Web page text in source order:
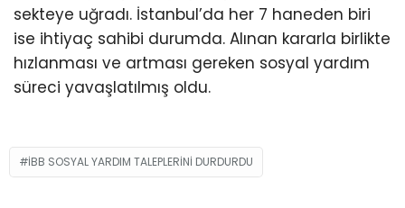
sekteye uğradı. İstanbul’da her 7 haneden biri
ise ihtiyaç sahibi durumda. Alınan kararla birlikte
hızlanması ve artması gereken sosyal yardım
süreci yavaşlatılmış oldu.
İBB SOSYAL YARDIM TALEPLERİNİ DURDURDU